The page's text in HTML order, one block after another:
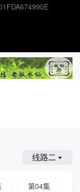
线路二
第04集